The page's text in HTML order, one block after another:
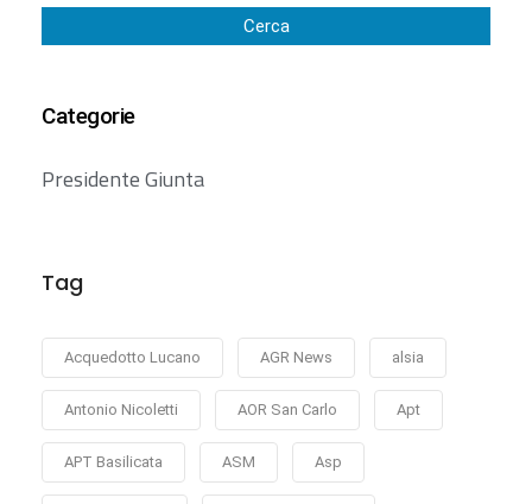
Cerca
Categorie
Presidente Giunta
Tag
Acquedotto Lucano AGR News alsia
Antonio Nicoletti AOR San Carlo Apt
APT Basilicata ASM Asp